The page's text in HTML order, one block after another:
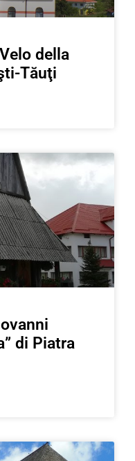
della
Tăuţi
di Piatra